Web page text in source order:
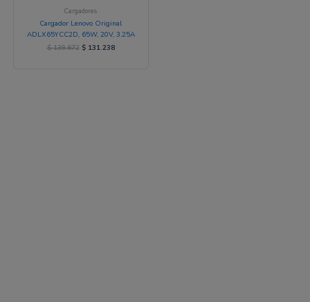
Cargadores
Cargador Lenovo Original
ADLX65YCC2D, 65W, 20V, 3.25A
$139.672 $131.238